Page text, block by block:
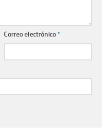
Correo electrónico*